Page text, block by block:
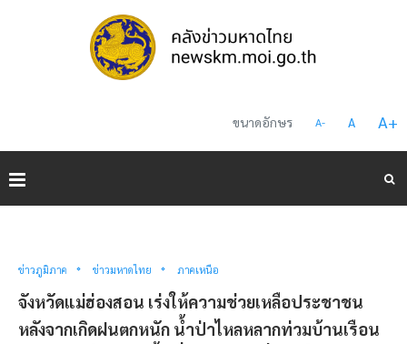
ขนาดอักษร A- A A+
ข่าวภูมิภาค ข่าวมหาดไทย ภาคเหนือ
จังหวัดแม่ฮ่องสอน เร่งให้ความช่วยเหลือประชาชน
หลังจากเกิดฝนตกหนัก น้ำป่าไหลหลากท่วมบ้านเรือน